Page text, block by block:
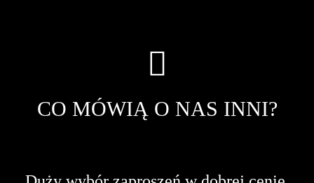
CO MÓWIĄ O NAS INNI?